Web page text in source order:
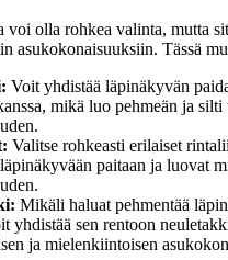
voi olla rohkea valinta, mutta
asukokonaisuuksiin. Tässä
Voit yhdistää läpinäkyvän
mikä luo pehmeän ja
Valitse rohkeasti erilaiset
paitaan ja luovat
Mikäli haluat pehmentää
yhdistää sen rentoon
ja mielenkiintoisen